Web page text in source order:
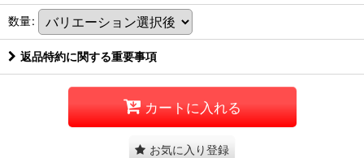
数量:
返品特約に関する重要事項
カートに入れる
お気に入り登録